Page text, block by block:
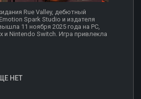
Rue Valley, дебютный
Spark Studio и издателя
11 ноября 2025 года на PC,
и Nintendo Switch. Игра привлекла
НЕТ